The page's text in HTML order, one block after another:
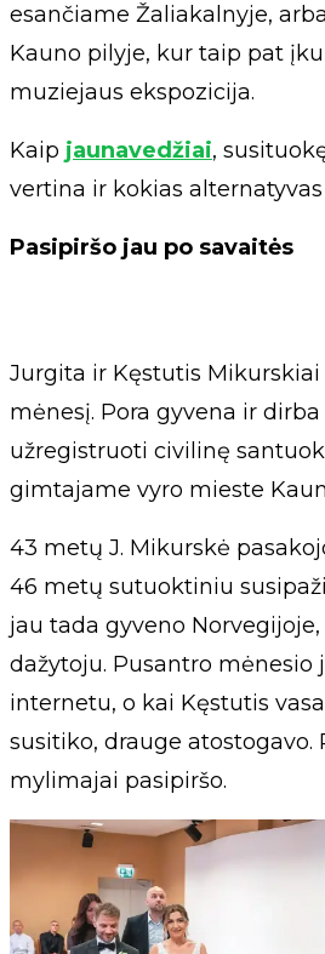
esančiame Žaliakalnyje,
Kauno pilyje, kur taip pat
muziejaus ekspozicija.
Kaip jaunavedžiai,
vertina ir kokias
Pasipiršo jau po savaitės
Jurgita ir Kęstutis
mėnesį. Pora gyvena ir
užregistruoti civilinę
gimtajame vyro mieste
43 metų J. Mikurskė
46 metų sutuoktiniu
jau tada gyveno
dažytoju. Pusantro mėnesio
internetu, o kai Kęstutis
susitiko, drauge atostogavo.
mylimajai pasipiršo.